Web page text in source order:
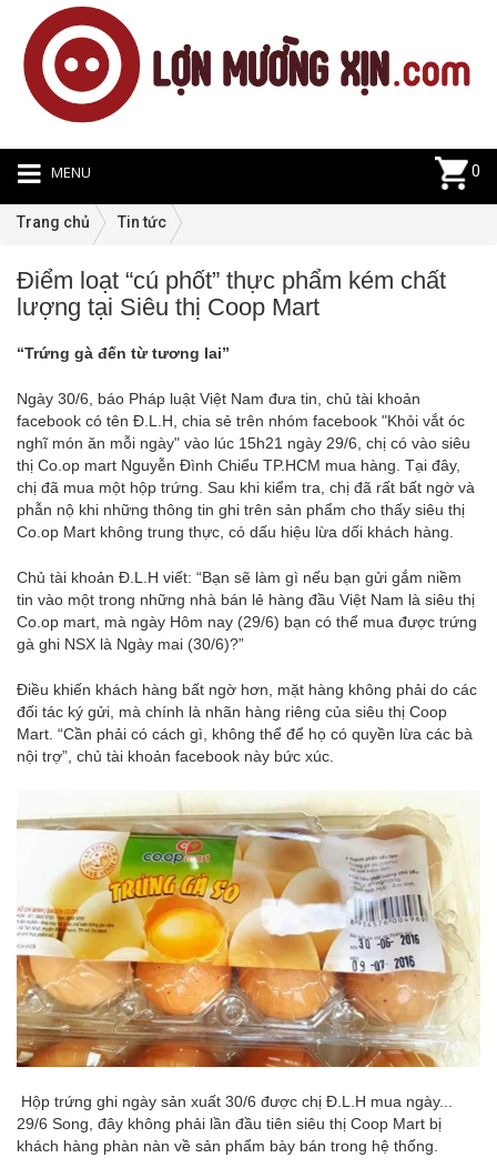
MENU 0
Trang chủ Tin tức
Điểm loạt “cú phốt” thực phẩm kém chất
lượng tại Siêu thị Coop Mart
“Trứng gà đến từ tương lai”
Ngày 30/6, báo Pháp luật Việt Nam đưa tin, chủ tài khoản
facebook có tên Đ.L.H, chia sẻ trên nhóm facebook "Khỏi vắt óc
nghĩ món ăn mỗi ngày" vào lúc 15h21 ngày 29/6, chị có vào siêu
thị Co.op mart Nguyễn Đình Chiểu TP.HCM mua hàng. Tại đây,
chị đã mua một hộp trứng. Sau khi kiểm tra, chị đã rất bất ngờ và
phẫn nộ khi những thông tin ghi trên sản phẩm cho thấy siêu thị
Co.op Mart không trung thực, có dấu hiệu lừa dối khách hàng.
Chủ tài khoản Đ.L.H viết: “Bạn sẽ làm gì nếu bạn gửi gắm niềm
tin vào một trong những nhà bán lẻ hàng đầu Việt Nam là siêu thị
Co.op mart, mà ngày Hôm nay (29/6) bạn có thể mua được trứng
gà ghi NSX là Ngày mai (30/6)?”
Điều khiến khách hàng bất ngờ hơn, mặt hàng không phải do các
đối tác ký gửi, mà chính là nhãn hàng riêng của siêu thị Coop
Mart. “Cần phải có cách gì, không thể để họ có quyền lừa các bà
nội trợ”, chủ tài khoản facebook này bức xúc.
Hộp trứng ghi ngày sản xuất 30/6 được chị Đ.L.H mua ngày...
29/6 Song, đây không phải lần đầu tiên siêu thị Coop Mart bị
khách hàng phàn nàn về sản phẩm bày bán trong hệ thống.